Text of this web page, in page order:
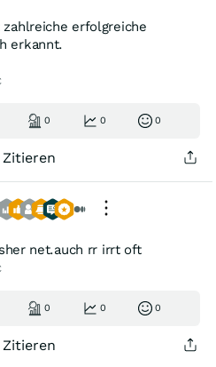
zahlreiche erfolgreiche
erkannt.
0 0 0
Zitieren
net.auch rr irrt oft
0 0 0
Zitieren